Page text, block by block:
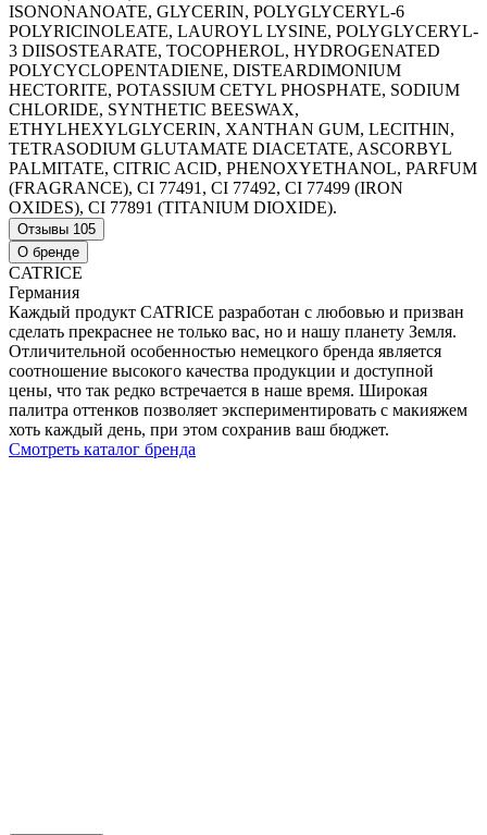
ISONONANOATE, GLYCERIN, POLYGLYCERYL-6
POLYRICINOLEATE, LAUROYL LYSINE, POLYGLYCERYL-
3 DIISOSTEARATE, TOCOPHEROL, HYDROGENATED
POLYCYCLOPENTADIENE, DISTEARDIMONIUM
HECTORITE, POTASSIUM CETYL PHOSPHATE, SODIUM
CHLORIDE, SYNTHETIC BEESWAX,
ETHYLHEXYLGLYCERIN, XANTHAN GUM, LECITHIN,
TETRASODIUM GLUTAMATE DIACETATE, ASCORBYL
PALMITATE, CITRIC ACID, PHENOXYETHANOL, PARFUM
(FRAGRANCE), CI 77491, CI 77492, CI 77499 (IRON
OXIDES), CI 77891 (TITANIUM DIOXIDE).
Отзывы 105
О бренде
CATRICE
Германия
Каждый продукт CATRICE разработан с любовью и призван
сделать прекраснее не только вас, но и нашу планету Земля.
Отличительной особенностью немецкого бренда является
соотношение высокого качества продукции и доступной
цены, что так редко встречается в наше время. Широкая
палитра оттенков позволяет экспериментировать с макияжем
хоть каждый день, при этом сохранив ваш бюджет.
Смотреть каталог бренда